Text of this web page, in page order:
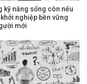
kỹ năng sống còn nếu
nghiệp bền vững
mới